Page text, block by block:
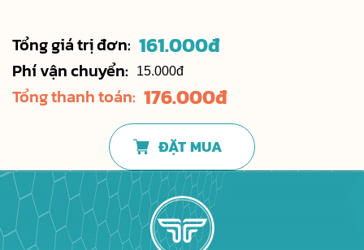
Tổng giá trị đơn: 161.000đ
Phí vận chuyển: 15.000đ
Tổng thanh toán: 176.000đ
ĐẶT MUA